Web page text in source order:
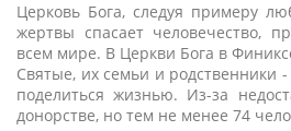
Церковь Бога, следуя примеру
жертвы спасает человечество,
всем мире. В Церкви Бога в
Святые, их семьи и родственники
поделиться жизнью. Из-за
донорстве, но тем не менее 74